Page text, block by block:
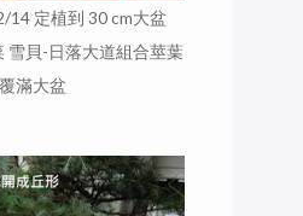
14 定植到 30 cm大盆
雪貝-日落大道組合莖葉
覆滿大盆